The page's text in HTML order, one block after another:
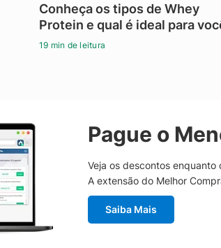
Conheça os tipos de Whey
Protein e qual é ideal para
19 min de leitura
Pague o
Veja os descontos enquanto
A extensão do Melhor
Saiba Mais